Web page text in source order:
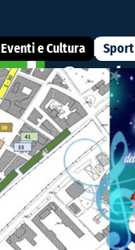
Eventi e Cultura Sport